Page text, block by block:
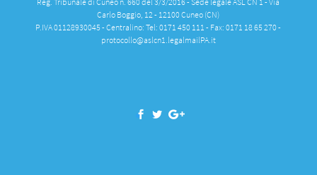
Carlo Boggio, 12 - 12100 Cuneo (CN)
P.IVA 01128930045 - Centralino: Tel: 0171 450 111 - Fax: 0171 18 65 270 -
protocollo@aslcn1.legalmailPA.it